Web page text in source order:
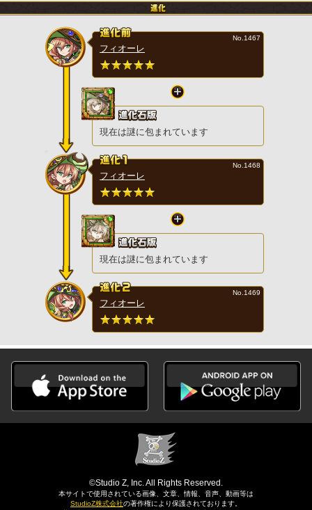
フィオーレ
No.1467
現在は謎に包まれています
フィオーレ
No.1468
現在は謎に包まれています
フィオーレ
No.1469
©Studio Z, Inc. All Rights Reserved.
本サイトで使用されている画像、文章、情報、音声、動画等は
StudioZ株式会社の著作権により保護されております。